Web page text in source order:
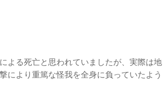
よる死亡と思われていましたが、実際は地
により重篤な怪我を全身に負っていたよう